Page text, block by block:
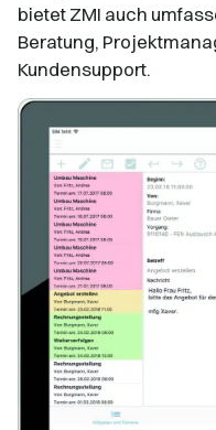
bietet ZMI auch
Beratung,
Kundensupport.